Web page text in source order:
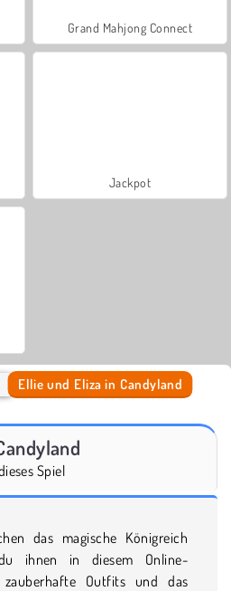
Grand Mahjong Connect
Jackpot
Ellie und Eliza in Candyland
Spiel
das magische Königreich
ihnen in diesem Online-
zauberhafte Outfits und das